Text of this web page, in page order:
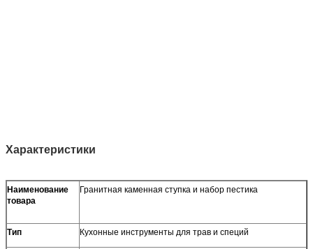
Характеристики
Наименование
товара
Гранитная каменная ступка и набор пестика
Тип Кухонные инструменты для трав и специй